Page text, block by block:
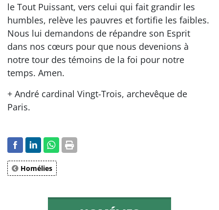
le Tout Puissant, vers celui qui fait grandir les
humbles, relève les pauvres et fortifie les faibles.
Nous lui demandons de répandre son Esprit
dans nos cœurs pour que nous devenions à
notre tour des témoins de la foi pour notre
temps. Amen.
+ André cardinal Vingt-Trois, archevêque de
Paris.
Homélies